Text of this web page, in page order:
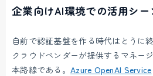
企業向けAI環境での活用シ
自前で認証基盤を作る時代はとうに終
クラウドベンダーが提供するマネー
本路線である。 Azure OpenAI Service